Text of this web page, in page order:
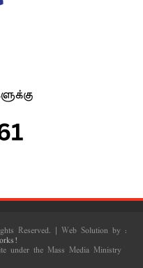
Reserved. | Web Solution by :
under the Mass Media Ministry